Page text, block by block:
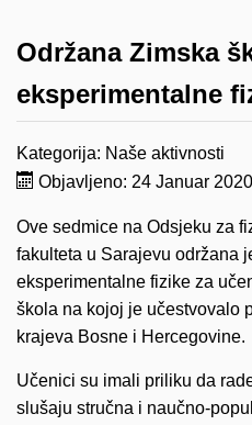
Održana Zimska
eksperimentalne
Kategorija: Naše aktivnosti
Objavljeno: 24 Januar 2020
Ove sedmice na Odsjeku za
fakulteta u Sarajevu održana
eksperimentalne fizike za
škola na kojoj je učestvovalo
krajeva Bosne i Hercegovine.
Učenici su imali priliku da
slušaju stručna i naučno-